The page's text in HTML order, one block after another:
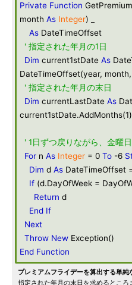
Private Function
month As Integer) _
As DateTimeOffset
' 指定された年月の1日
Dim current1stDate As
DateTimeOffset(year,
' 指定された年月の末日
Dim currentLastDate As
' 1日ずつ戻りながら、金曜
For n As Integer = 0 To -6
Dim d As DateTimeOffset
If (d.DayOfWeek =
Return d
End If
Next
Throw New Exception()
End Function
プレミアムフライデーを算出する単純
指定された年月の末日を求めるところ